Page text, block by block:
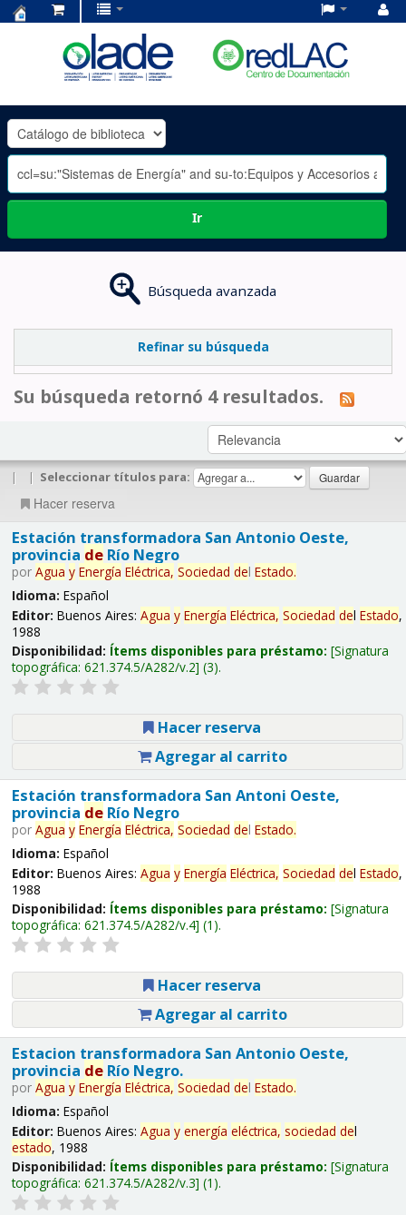
OLADE
-
Ir
Búsqueda avanzada
Refinar su búsqueda
Su búsqueda retornó 4 resultados.
| | Seleccionar títulos para:
Hacer reserva
Estación transformadora San Antonio Oeste,
provincia deRío Negro
por Agua y Energía Eléctrica, Sociedad del Estado.
Idioma: Español
Editor: Buenos Aires: Agua y Energía Eléctrica, Sociedad del Estado,
1988
Disponibilidad: Ítems disponibles para préstamo: Signatura
topográfica: 621.374.5/A282/v.2 (3).
Hacer reserva
Agregar al carrito
Estación transformadora San Antoni Oeste,
provincia deRío Negro
por Agua y Energía Eléctrica, Sociedad del Estado.
Idioma: Español
Editor: Buenos Aires: Agua y Energía Eléctrica, Sociedad del Estado,
1988
Disponibilidad: Ítems disponibles para préstamo: Signatura
topográfica: 621.374.5/A282/v.4 (1).
Hacer reserva
Agregar al carrito
Estacion transformadora San Antonio Oeste,
provincia deRío Negro.
por Agua y Energía Eléctrica, Sociedad del Estado.
Idioma: Español
Editor: Buenos Aires: Agua y energía eléctrica, sociedad del
estado, 1988
Disponibilidad: Ítems disponibles para préstamo: Signatura
topográfica: 621.374.5/A282/v.3 (1).